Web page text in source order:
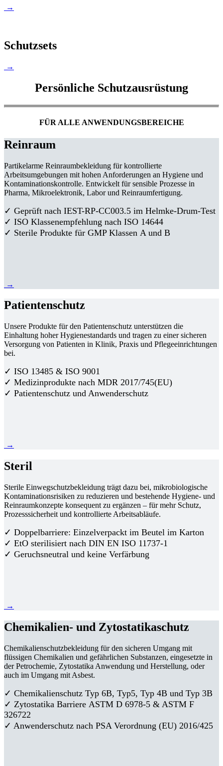
→
Schutzsets
→
Persönliche Schutzausrüstung
FÜR ALLE ANWENDUNGSBEREICHE
Reinraum
Partikelarme Reinraumbekleidung für kontrollierte
Arbeitsumgebungen mit hohen Anforderungen an Hygiene und
Kontaminationskontrolle. Entwickelt für sensible Prozesse in
Pharma, Mikroelektronik, Labor und Reinraumfertigung.
✓ Geprüft nach IEST-RP-CC003.5 im Helmke-Drum-Test
✓ ISO Klassenempfehlung nach ISO 14644
✓ Sterile Produkte für GMP Klassen A und B
→
Patientenschutz
Unsere Produkte für den Patientenschutz unterstützen die
Einhaltung hoher Hygienestandards und tragen zu einer sicheren
Versorgung von Patienten in Klinik, Praxis und Pflegeeinrichtungen
bei.
✓ ISO 13485 & ISO 9001
✓ Medizinprodukte nach MDR 2017/745(EU)
✓ Patientenschutz und Anwenderschutz
→
Steril
Sterile Einwegschutzbekleidung trägt dazu bei, mikrobiologische
Kontaminationsrisiken zu reduzieren und bestehende Hygiene- und
Reinraumkonzepte konsequent zu ergänzen – für mehr Schutz,
Prozesssicherheit und kontrollierte Arbeitsabläufe.
✓ Doppelbarriere: Einzelverpackt im Beutel im Karton
✓ EtO sterilisiert nach DIN EN ISO 11737-1
✓ Geruchsneutral und keine Verfärbung
→
Chemikalien- und Zytostatikaschutz
Chemikalienschutzbekleidung für den sicheren Umgang mit
flüssigen Chemikalien und gefährlichen Substanzen, eingesetzte in
der Petrochemie, Zytostatika Anwendung und Herstellung, oder
auch im Umgang mit Asbest.
✓ Chemikalienschutz Typ 6B, Typ5, Typ 4B und Typ 3B
✓ Zytostatika Barriere ASTM D 6978-5 & ASTM F
326722
✓ Anwenderschutz nach PSA Verordnung (EU) 2016/425